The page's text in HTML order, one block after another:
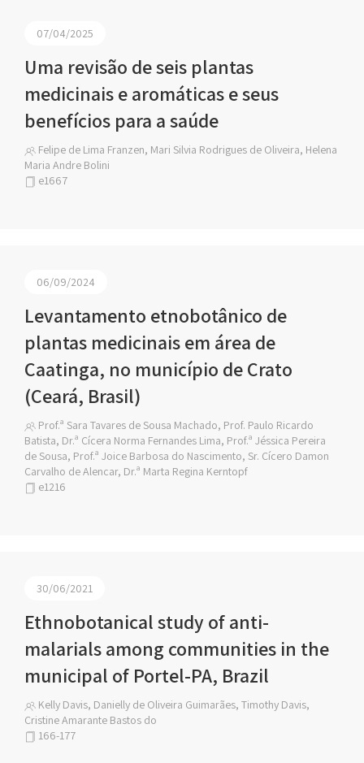
07/04/2025
Uma revisão de seis plantas
medicinais e aromáticas e seus
benefícios para a saúde
Felipe de Lima Franzen, Mari Silvia Rodrigues de Oliveira, Helena
Maria Andre Bolini
e1667
06/09/2024
Levantamento etnobotânico de
plantas medicinais em área de
Caatinga, no município de Crato
(Ceará, Brasil)
Prof.ª Sara Tavares de Sousa Machado, Prof. Paulo Ricardo
Batista, Dr.ª Cícera Norma Fernandes Lima, Prof.ª Jéssica Pereira
de Sousa, Prof.ª Joice Barbosa do Nascimento, Sr. Cícero Damon
Carvalho de Alencar, Dr.ª Marta Regina Kerntopf
e1216
30/06/2021
Ethnobotanical study of anti-
malarials among communities in the
municipal of Portel-PA, Brazil
Kelly Davis, Danielly de Oliveira Guimarães, Timothy Davis,
Cristine Amarante Bastos do
166-177